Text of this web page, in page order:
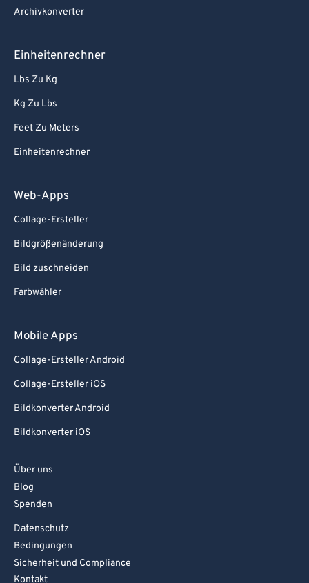
Archivkonverter
Einheitenrechner
Lbs Zu Kg
Kg Zu Lbs
Feet Zu Meters
Einheitenrechner
Web-Apps
Collage-Ersteller
Bildgrößenänderung
Bild zuschneiden
Farbwähler
Mobile Apps
Collage-Ersteller Android
Collage-Ersteller iOS
Bildkonverter Android
Bildkonverter iOS
Über uns
Blog
Spenden
Datenschutz
Bedingungen
Sicherheit und Compliance
Kontakt